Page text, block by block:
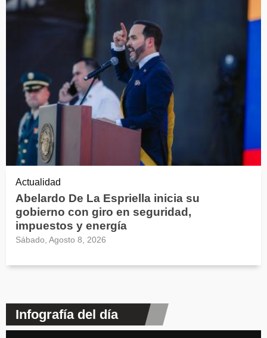
Actualidad
Abelardo De La Espriella inicia su
gobierno con giro en seguridad,
impuestos y energía
Sábado, Agosto 8, 2026
Infografía del día